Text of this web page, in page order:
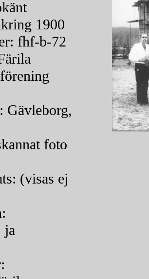
1900
fhf-b-72
Gävleborg,
foto
(visas ej
ja